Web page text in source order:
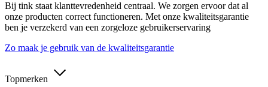
Bij tink staat klanttevredenheid centraal. We zorgen ervoor dat al
onze producten correct functioneren. Met onze kwaliteitsgarantie
ben je verzekerd van een zorgeloze gebruikerservaring
Zo maak je gebruik van de kwaliteitsgarantie
Topmerken